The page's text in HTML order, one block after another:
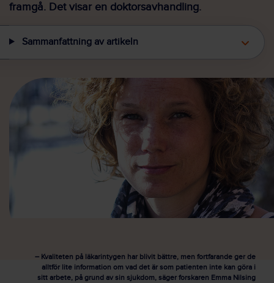
framgå. Det visar en doktorsavhandling.
Sammanfattning av artikeln
– Kvaliteten på läkarintygen har blivit bättre, men fortfarande ger de
alltför lite information om vad det är som patienten inte kan göra i
sitt arbete, på grund av sin sjukdom, säger forskaren Emma Nilsing